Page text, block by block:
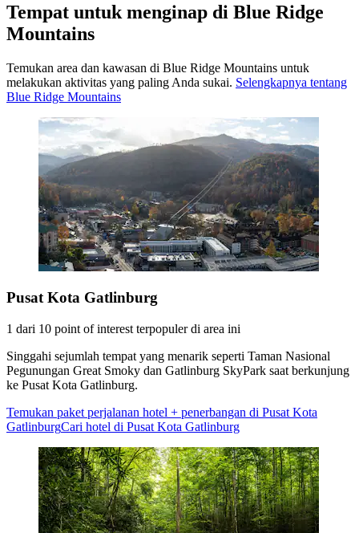
Tempat untuk menginap di Blue Ridge
Mountains
Temukan area dan kawasan di Blue Ridge Mountains untuk
melakukan aktivitas yang paling Anda sukai. Selengkapnya tentang
Blue Ridge Mountains
Pusat Kota Gatlinburg
1 dari 10 point of interest terpopuler di area ini
Singgahi sejumlah tempat yang menarik seperti Taman Nasional
Pegunungan Great Smoky dan Gatlinburg SkyPark saat berkunjung
ke Pusat Kota Gatlinburg.
Temukan paket perjalanan hotel + penerbangan di Pusat Kota
GatlinburgCari hotel di Pusat Kota Gatlinburg